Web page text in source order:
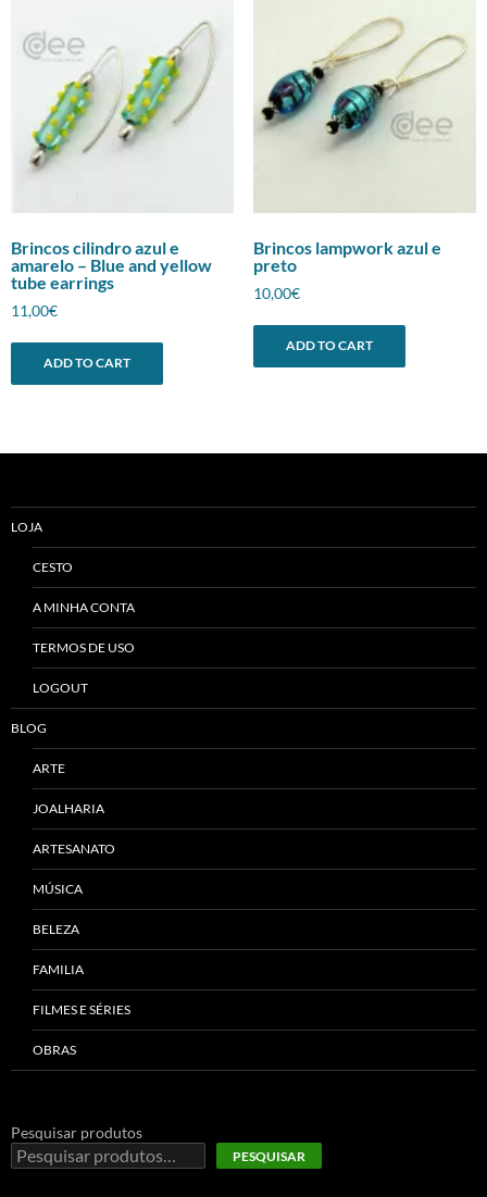
Brincos cilindro azul e
amarelo – Blue and yellow
tube earrings
11,00€
ADD TO CART
Brincos lampwork azul e
preto
10,00€
ADD TO CART
LOJA
CESTO
A MINHA CONTA
TERMOS DE USO
LOGOUT
BLOG
ARTE
JOALHARIA
ARTESANATO
MÚSICA
BELEZA
FAMILIA
FILMES E SÉRIES
OBRAS
Pesquisar produtos
PESQUISAR